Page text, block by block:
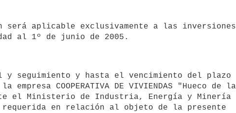
COOPERATIVA DE VIVIENDAS "Hueco de la
el Ministerio de Industria, Energía y Minería
en relación al objeto de la presente